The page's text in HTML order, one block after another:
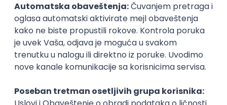
potrebna određena kombinacija strpljenja,
razumevanja, dobrog pristupa i potrebno je znati
kako se znanje prenosi i kako se spustiti na niži nivo
znanja i odatle objasnjavati. Takođe, mislim da kojim
god poslom se bavili treba bar da težimo da u nekoj
budućnosti uspemo da budemo nekome primer i
kolege.